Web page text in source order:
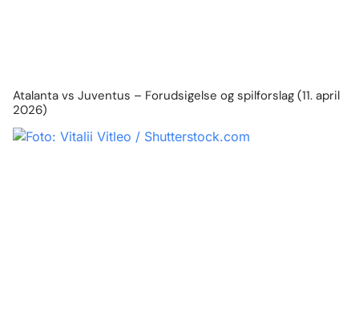
Atalanta vs Juventus – Forudsigelse og spilforslag (11. april
2026)